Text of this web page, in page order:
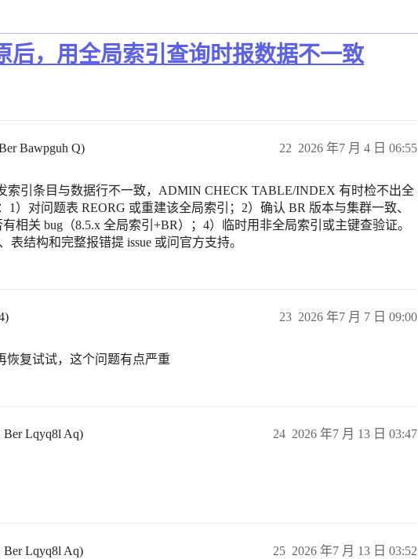
后，用全局索引查询时报数据不一致
Bawpguh Q) 2026 年7 月 4 日 06:55
22
索引条目与数据行不一致，ADMIN CHECK TABLE/INDEX 有时检不出全
1）对问题表 REORG 或重建该全局索引；2）确认 BR 版本与集群一致、
相关 bug（8.5.x 全局索引+BR）；4）临时用非全局索引或主键查验证。
表结构和完整报错提 issue 或问官方支持。
2026 年7 月 7 日 09:00
23
恢复试试，这个问题有点严重
Ber Lqyq8l Aq) 2026 年7 月 13 日 03:47
24
Ber Lqyq8l Aq) 2026 年7 月 13 日 03:52
25